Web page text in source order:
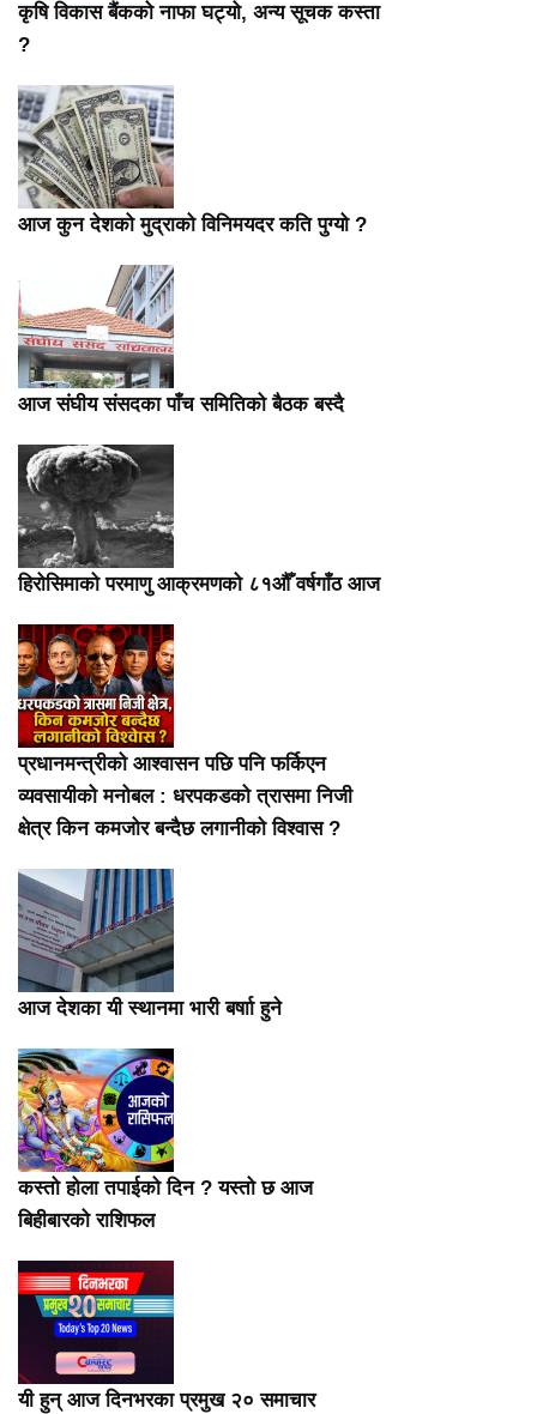
कृषि विकास बैंकको नाफा घट्यो, अन्य सूचक कस्ता
?
आज कुन देशको मुद्राको विनिमयदर कति पुग्यो ?
आज संघीय संसदका पाँच समितिको बैठक बस्दै
हिरोसिमाको परमाणु आक्रमणको ८१औँ वर्षगाँठ आज
प्रधानमन्त्रीको आश्वासन पछि पनि फर्किएन
व्यवसायीको मनोबल : धरपकडको त्रासमा निजी
क्षेत्र किन कमजोर बन्दैछ लगानीको विश्वास ?
आज देशका यी स्थानमा भारी बर्षाा हुने
कस्तो होला तपाईको दिन ? यस्तो छ आज
बिहीबारको राशिफल
यी हुन् आज दिनभरका प्रमुख २० समाचार